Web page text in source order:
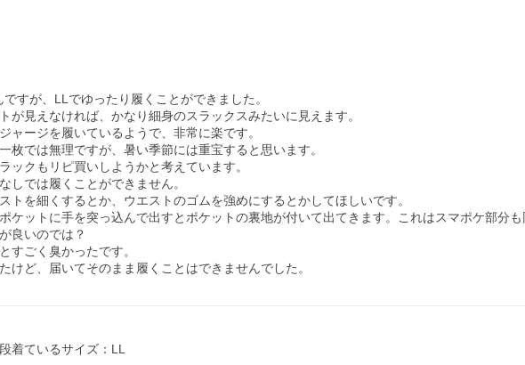
すが、LLでゆったり履くことができました。
が見えなければ、かなり細身のスラックスみたいに見えます。
ャージを履いているようで、非常に楽です。
枚では無理ですが、暑い季節には重宝すると思います。
ックもリピ買いしようかと考えています。
しでは履くことができません。
トを細くするとか、ウエストのゴムを強めにするとかしてほしいです。
ケットに手を突っ込んで出すとポケットの裏地が付いて出てきます。これはスマポケ部分も
良いのでは？
すごく臭かったです。
けど、届いてそのまま履くことはできませんでした。
着ているサイズ：LL